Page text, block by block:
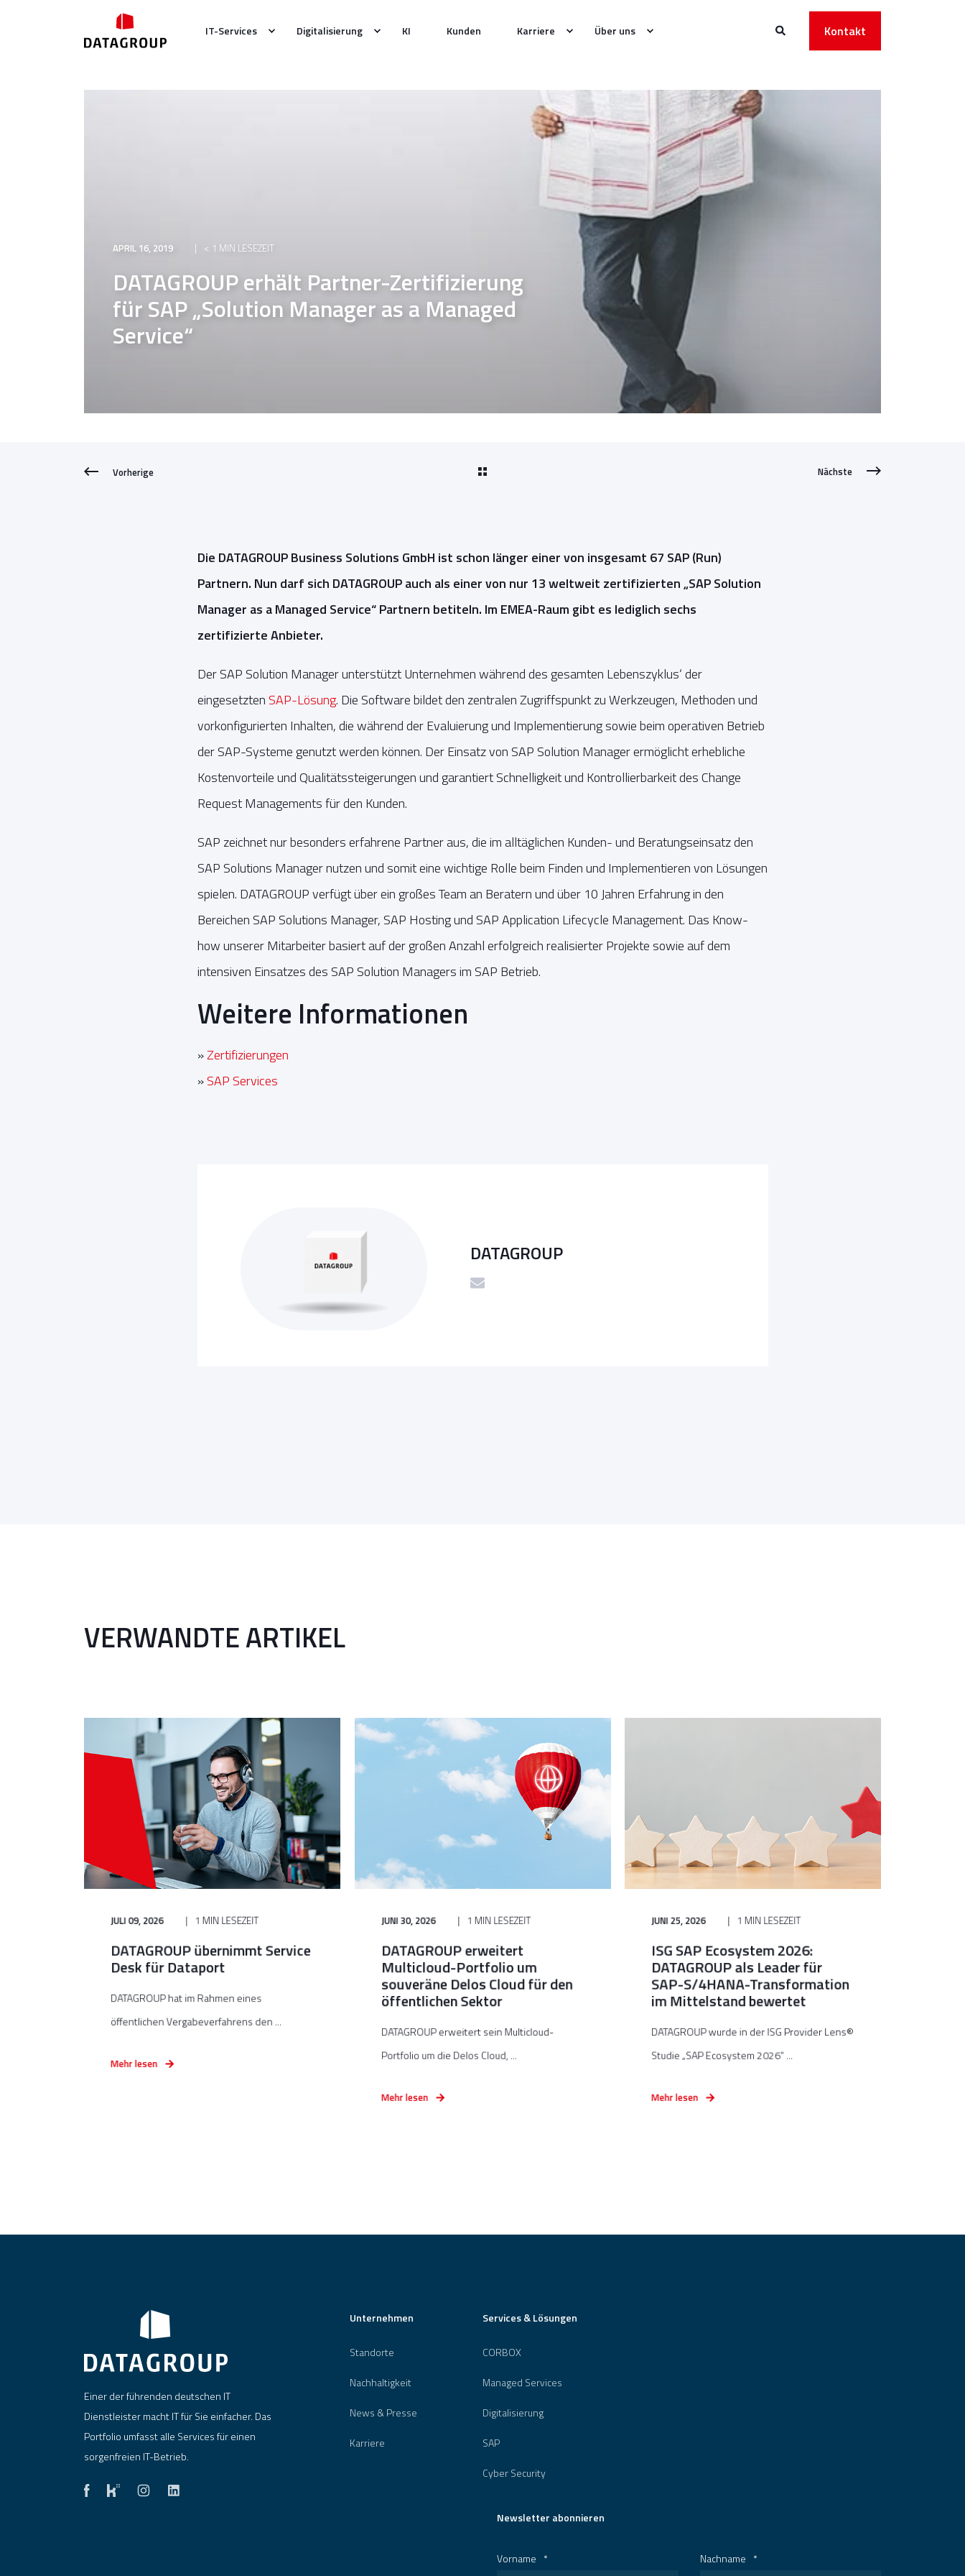
IT-Services Digitalisierung KI Kunden Karriere Über uns Kontakt
APRIL 16, 2019 < 1 MIN LESEZEIT
DATAGROUP erhält Partner-Zertifizierung
für SAP „Solution Manager as a Managed
Service“
Vorherige Nächste
Die DATAGROUP Business Solutions GmbH ist schon länger einer von insgesamt 67 SAP (Run)
Partnern. Nun darf sich DATAGROUP auch als einer von nur 13 weltweit zertifizierten „SAP Solution
Manager as a Managed Service“ Partnern betiteln. Im EMEA-Raum gibt es lediglich sechs
zertifizierte Anbieter.
Der SAP Solution Manager unterstützt Unternehmen während des gesamten Lebenszyklus‘ der
eingesetztenSAP-Lösung. Die Software bildet den zentralen Zugriffspunkt zu Werkzeugen, Methoden und
vorkonfigurierten Inhalten, die während der Evaluierung und Implementierung sowie beim operativen Betrieb
der SAP-Systeme genutzt werden können. Der Einsatz von SAP Solution Manager ermöglicht erhebliche
Kostenvorteile und Qualitätssteigerungen und garantiert Schnelligkeit und Kontrollierbarkeit des Change
Request Managements für den Kunden.
SAP zeichnet nur besonders erfahrene Partner aus, die im alltäglichen Kunden- und Beratungseinsatz den
SAP Solutions Manager nutzen und somit eine wichtige Rolle beim Finden und Implementieren von Lösungen
spielen. DATAGROUP verfügt über ein großes Team an Beratern und über 10 Jahren Erfahrung in den
Bereichen SAP Solutions Manager, SAP Hosting und SAP Application Lifecycle Management. Das Know-
how unserer Mitarbeiter basiert auf der großen Anzahl erfolgreich realisierter Projekte sowie auf dem
intensiven Einsatzes des SAP Solution Managers im SAP Betrieb.
Weitere Informationen
»Zertifizierungen
»SAP Services
DATAGROUP
VERWANDTE ARTIKEL
JULI 09, 2026 1 MIN LESEZEIT
DATAGROUP übernimmt Service
Desk für Dataport
DATAGROUP hat im Rahmen eines
öffentlichen Vergabeverfahrens den ...
Mehr lesen
JUNI 30, 2026 1 MIN LESEZEIT
DATAGROUP erweitert
Multicloud-Portfolio um
souveräne Delos Cloud für den
öffentlichen Sektor
DATAGROUP erweitert sein Multicloud-
Portfolio um die Delos Cloud, ...
Mehr lesen
JUNI 25, 2026 1 MIN LESEZEIT
ISG SAP Ecosystem 2026:
DATAGROUP als Leader für
SAP-S/4HANA-Transformation
im Mittelstand bewertet
DATAGROUP wurde in der ISG Provider Lens®
Studie „SAP Ecosystem 2026“ ...
Mehr lesen
Einer der führenden deutschen IT
Dienstleister macht IT für Sie einfacher. Das
Portfolio umfasst alle Services für einen
sorgenfreien IT-Betrieb.
Unternehmen
Standorte
Nachhaltigkeit
News & Presse
Karriere
Services & Lösungen
CORBOX
Managed Services
Digitalisierung
SAP
Cyber Security
Newsletter abonnieren
Vorname * Nachname *